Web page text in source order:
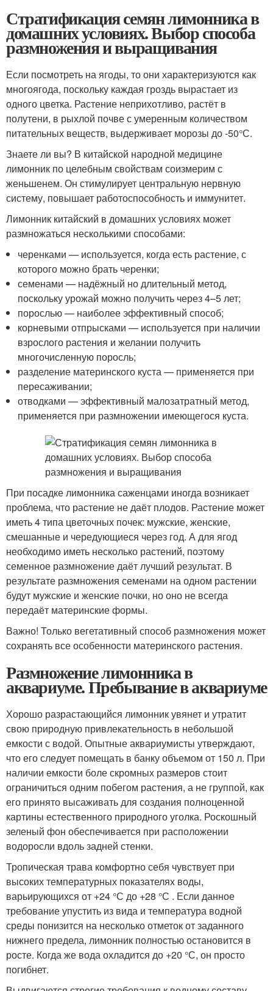
Стратификация семян лимонника в
домашних условиях. Выбор способа
размножения и выращивания
Если посмотреть на ягоды, то они характеризуются как
многоягода, поскольку каждая гроздь вырастает из
одного цветка. Растение неприхотливо, растёт в
полутени, в рыхлой почве с умеренным количеством
питательных веществ, выдерживает морозы до -50°С.
Знаете ли вы? В китайской народной медицине
лимонник по целебным свойствам соизмерим с
женьшенем. Он стимулирует центральную нервную
систему, повышает работоспособность и иммунитет.
Лимонник китайский в домашних условиях может
размножаться несколькими способами:
черенками — используется, когда есть растение, с
которого можно брать черенки;
семенами — надёжный но длительный метод,
поскольку урожай можно получить через 4–5 лет;
порослью — наиболее эффективный способ;
корневыми отпрысками — используется при наличии
взрослого растения и желании получить
многочисленную поросль;
разделение материнского куста — применяется при
пересаживании;
отводками — эффективный малозатратный метод,
применяется при размножении имеющегося куста.
При посадке лимонника саженцами иногда возникает
проблема, что растение не даёт плодов. Растение может
иметь 4 типа цветочных почек: мужские, женские,
смешанные и чередующиеся через год. А для ягод
необходимо иметь несколько растений, поэтому
семенное размножение даёт лучший результат. В
результате размножения семенами на одном растении
будут мужские и женские почки, но оно не всегда
передаёт материнские формы.
Важно! Только вегетативный способ размножения может
сохранять все особенности материнского растения.
Размножение лимонника в
аквариуме. Пребывание в аквариуме
Хорошо разрастающийся лимонник увянет и утратит
свою природную привлекательность в небольшой
емкости с водой. Опытные аквариумисты утверждают,
что его следует помещать в банку объемом от 150 л. При
наличии емкости боле скромных размеров стоит
ограничиться одним побегом растения, а не группой, как
его принято высаживать для создания полноценной
картины естественного природного уголка. Роскошный
зеленый фон обеспечивается при расположении
водоросли вдоль задней стенки.
Тропическая трава комфортно себя чувствует при
высоких температурных показателях воды,
варьирующихся от +24 °С до +28 °С . Если данное
требование упустить из вида и температура водной
среды понизится на несколько отметок от заданного
нижнего предела, лимонник полностью остановится в
росте. Когда же вода охладится до +20 °С, он просто
погибнет.